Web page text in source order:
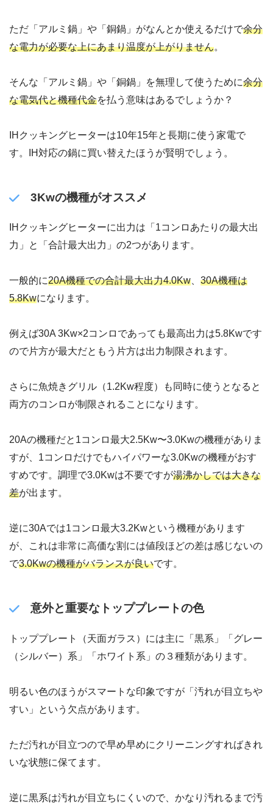
ただ「アルミ鍋」や「銅鍋」がなんとか使えるだけで余分
な電力が必要な上にあまり温度が上がりません。
そんな「アルミ鍋」や「銅鍋」を無理して使うために余分
な電気代と機種代金を払う意味はあるでしょうか？
IHクッキングヒーターは10年15年と長期に使う家電で
す。IH対応の鍋に買い替えたほうが賢明でしょう。
3Kwの機種がオススメ
IHクッキングヒーターに出力は「1コンロあたりの最大出
力」と「合計最大出力」の2つがあります。
一般的に20A機種での合計最大出力4.0Kw
30A機種は
5.8Kwになります。
例えば30A 3Kw×2コンロであっても最高出力は5.8Kwです
ので片方が最大だともう片方は出力制限されます。
さらに魚焼きグリル（1.2Kw程度）も同時に使うとなると
両方のコンロが制限されることになります。
20Aの機種だと1コンロ最大2.5Kw〜3.0Kwの機種がありま
すが、1コンロだけでもハイパワーな3.0Kwの機種がおす
すめです。調理で3.0Kwは不要ですが湯沸かしでは大きな
差が出ます。
逆に30Aでは1コンロ最大3.2Kwという機種があります
が、これは非常に高価な割には値段ほどの差は感じないの
で3.0Kwの機種がバランスが良いです。
意外と重要なトッププレートの色
トッププレート（天面ガラス）には主に「黒系」「グレー
（シルバー）系」「ホワイト系」の３種類があります。
明るい色のほうがスマートな印象ですが「汚れが目立ちや
すい」という欠点があります。
ただ汚れが目立つので早め早めにクリーニングすればきれ
いな状態に保てます。
逆に黒系は汚れが目立ちにくいので、かなり汚れるまで汚